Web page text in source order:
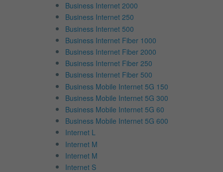
Business Internet 2000
Business Internet 250
Business Internet 500
Business Internet Fiber 1000
Business Internet Fiber 2000
Business Internet Fiber 250
Business Internet Fiber 500
Business Mobile Internet 5G 150
Business Mobile Internet 5G 300
Business Mobile Internet 5G 60
Business Mobile Internet 5G 600
Internet L
Internet M
Internet M
Internet S